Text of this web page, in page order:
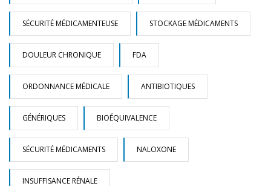
SÉCURITÉ MÉDICAMENTEUSE STOCKAGE MÉDICAMENTS
DOULEUR CHRONIQUE FDA
ORDONNANCE MÉDICALE ANTIBIOTIQUES
GÉNÉRIQUES BIOÉQUIVALENCE
SÉCURITÉ MÉDICAMENTS NALOXONE
INSUFFISANCE RÉNALE